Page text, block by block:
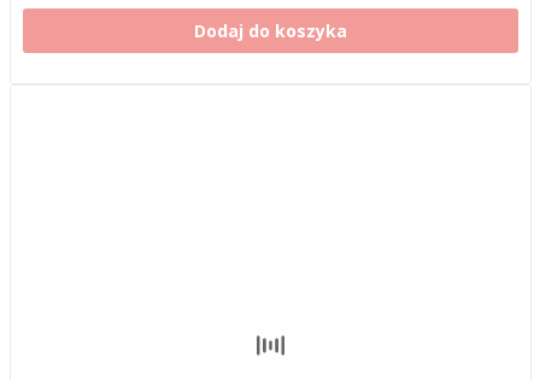
Dodaj do koszyka